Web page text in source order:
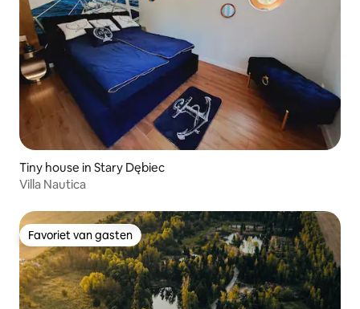
Tiny house in Stary Dębiec
Villa Nautica
Favoriet van gasten
Favoriet van gasten